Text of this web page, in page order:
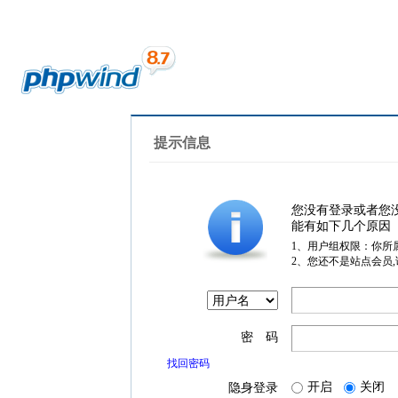
提示信息
您没有登录或者您
能有如下几个原因
1、用户组权限：你所
2、您还不是站点会员
密 码
找回密码
隐身登录 开启 关闭